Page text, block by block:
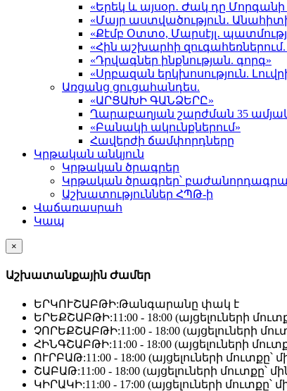
«Երեկ և այսօր․ Ժակ դը
«Մայր աստվածություն․
«Քէմբ Օտտօ, Մարսէյլ․
«Հին աշխարհի
«Դրվագներ ինքնության. գորգ»
«Սրբազան երկխոսություն.
Առցանց ցուցահանդես.
«ԱՐՑԱԽԻ ԳԱՆՁԵՐԸ»
Ղարաբաղյան շարժման 35
«Բանակի ակունքներում»
Հավերժի ճամփորդները
Կրթական անկյուն
Կրթական ծրագրեր
Կրթական ծրագրեր՝
Աշխատություններ ՀՊԹ-ի
Վաճառասրահ
Կապ
×
Աշխատանքային Ժամեր
ԵՐԿՈՒՇԱԲԹԻ:Թանգարանը փակ է
ԵՐԵՔՇԱԲԹԻ:11:00 - 18:00 (այցելուների
ՉՈՐԵՔՇԱԲԹԻ:11:00 - 18:00 (այցելուների
ՀԻՆԳՇԱԲԹԻ:11:00 - 18:00 (այցելուների
ՈՒՐԲԱԹ:11:00 - 18:00 (այցելուների մուտքը՝
ՇԱԲԱԹ:11:00 - 18:00 (այցելուների մուտքը՝
ԿԻՐԱԿԻ:11:00 - 17:00 (այցելուների մուտքը՝